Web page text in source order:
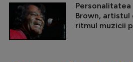
Personalitatea
Brown, artistul
ritmul muzicii